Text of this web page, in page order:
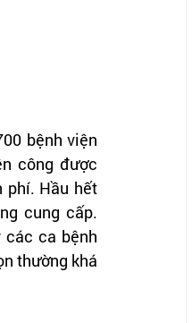
bệnh viện
công được
phí. Hầu hết
cung cấp.
ca bệnh
thường khá